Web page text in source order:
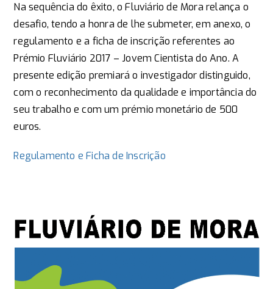
Na sequência do êxito, o Fluviário de Mora relança o
desafio, tendo a honra de lhe submeter, em anexo, o
regulamento e a ficha de inscrição referentes ao
Prémio Fluviário 2017 – Jovem Cientista do Ano. A
presente edição premiará o investigador distinguido,
com o reconhecimento da qualidade e importância do
seu trabalho e com um prémio monetário de 500
euros.
Regulamento e Ficha de Inscrição